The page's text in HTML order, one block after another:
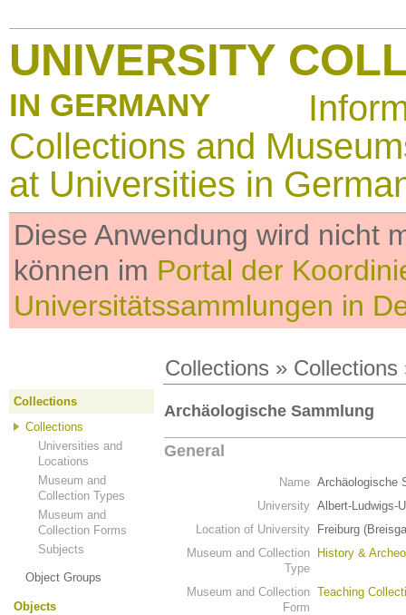
UNIVERSITY
IN GERMANY
Collections and
at Universities in
Diese Anwendung wird nicht
können im Portal der
Universitätssammlungen in
Collections » Collections
Collections
Collections
Universities and
Locations
Museum and
Collection Types
Museum and
Collection Forms
Subjects
Object Groups
Objects
Archäologische Sammlung
General
Name Archäologische
University Albert-Ludwigs-
Location of University
Freiburg
Museum and Collection
Type
History &
Museum and Collection
Form
Teaching